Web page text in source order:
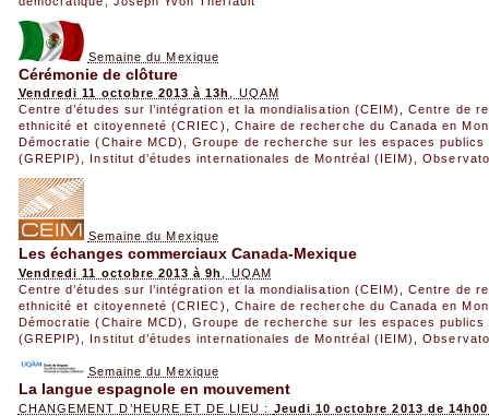
Semaine du Mexique
Cérémonie de clôture
Vendredi 11 octobre 2013 à 13h
, UQAM
Centre d’études sur l’intégration et la mondialisation (CEIM)
,Centre de
ethnicité et citoyenneté (CRIEC)
Chaire de recherche du Canada en
Démocratie (Chaire MCD)
,Groupe de recherche sur les espaces
(GREPIP)
Institut d’études internationales de Montréal (IEIM) ,
Semaine du Mexique
Les échanges commerciaux Canada-Mexique
Vendredi 11 octobre 2013 à 9h
, UQAM
Centre d’études sur l’intégration et la mondialisation (CEIM)
,Centre de
ethnicité et citoyenneté (CRIEC)
Chaire de recherche du Canada en
Démocratie (Chaire MCD)
,Groupe de recherche sur les espaces
(GREPIP)
Institut d’études internationales de Montréal (IEIM) ,
Semaine du Mexique
La langue espagnole en mouvement
CHANGEMENT D’HEURE ET DE LIEU : Jeudi 10 octobre 2013 de